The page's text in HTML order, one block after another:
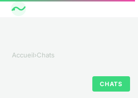
Accueil›Chats
CHATS